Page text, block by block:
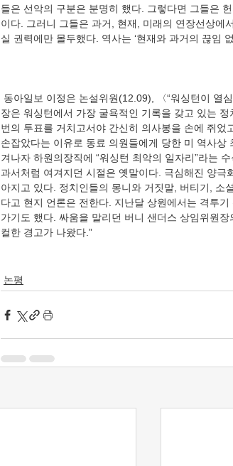
들은 선악의 구분은 분명히 했다. 그렇다면 그들은
이다. 그러니 그들은 과거, 현재, 미래의 연장선상에
장은 워싱턴에서 가장 굴욕적인 기록을 갖고 있는
번의 투표를 거치고서야 간신히 의사봉을 손에 쥐
손잡았다는 이유로 동료 의원들에게 당한 미 역사
겨나자 하원의장직에 “워싱턴 최악의 일자리”라는
과서처럼 여겨지던 시절은 옛말이다. 극심해진 양
아지고 있다. 정치인들의 몽니와 거짓말, 버티기, 소
다고 현지 언론은 전한다. 지난달 상원에서는 격투
가기도 했다. 싸움을 말리던 버니 샌더스 상임위원
논평